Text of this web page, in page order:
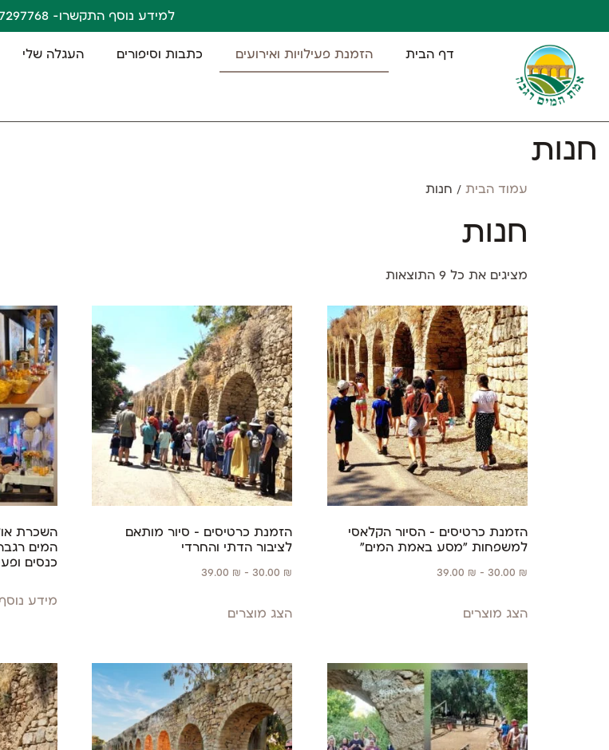
למידע נוסף התקשרו- 077-7297768
דף הבית הזמנת פעילויות ואירועים כתבות וסיפורים העגלה שלי
חנות
עמוד הבית / חנות
חנות
מציגים את כל ⁦9⁩ התוצאות
הזמנת כרטיסים – הסיור הקלאסי
למשפחות "מסע באמת המים"
30.00 ₪
–
39.00 ₪
הצג מוצרים
הזמנת כרטיסים – סיור מותאם
לציבור הדתי והחרדי
30.00 ₪
–
39.00 ₪
הצג מוצרים
השכרת
המים
כנסים
מידע נוסף